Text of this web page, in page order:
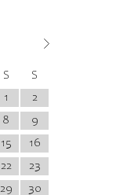
S
S
1
2
8
9
15
16
22
23
29
30